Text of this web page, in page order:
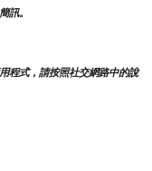
訊。
程式，請按照社交網路中的說